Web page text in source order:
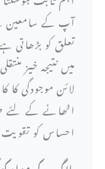
آپ کے
تعلق کو
میں نتیجہ خیز
لائن موجودگی کا
اٹھانے کے لئے
احساس کو